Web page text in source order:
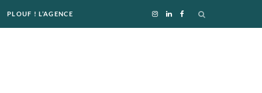
I L
PLOUF ! L’AGENCE